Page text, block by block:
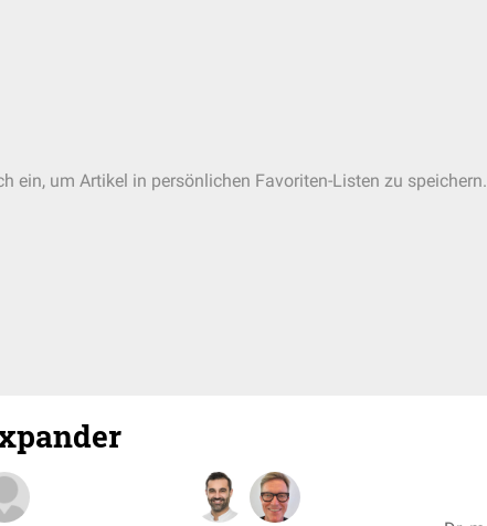
ein, um Artikel in persönlichen Favoriten-Listen zu speichern.